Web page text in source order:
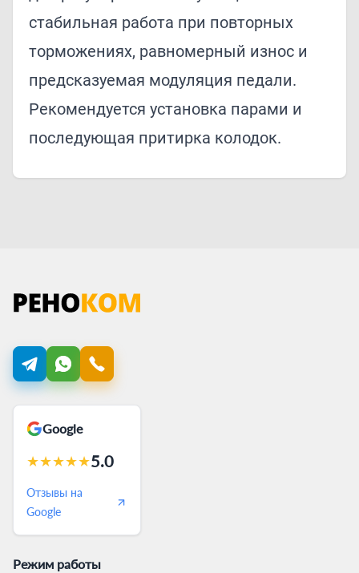
стабильная работа при повторных
торможениях, равномерный износ и
предсказуемая модуляция педали.
Рекомендуется установка парами и
последующая притирка колодок.
Google
★★★★★5.0
Отзывы на
Google
Режим работы